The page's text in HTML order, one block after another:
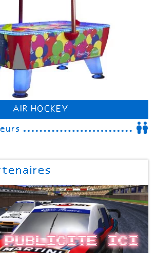
AIR HOCKEY
publicite ici